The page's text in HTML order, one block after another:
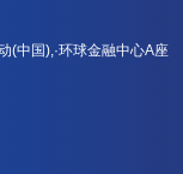
(中国),·环球金融中心A座